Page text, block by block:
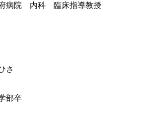
病院 内科 臨床指導教授
さ
部卒